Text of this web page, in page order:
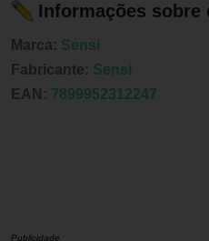
Informações sobre
Marca: Sensi
Fabricante: Sensi
EAN: 7899952312247
Publicidade